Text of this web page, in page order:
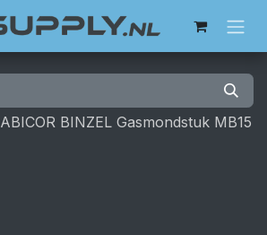
ABICOR BINZEL Gasmondstuk MB15